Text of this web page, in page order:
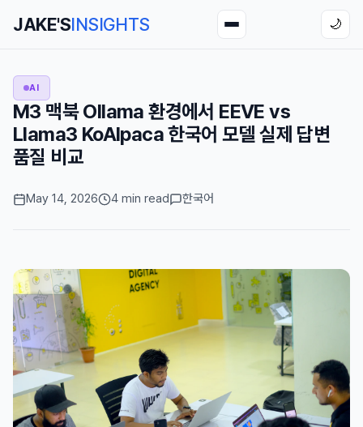
JAKE'SINSIGHTS 🌙
AI
M3 맥북 Ollama 환경에서 EEVE vs
Llama3 KoAlpaca 한국어 모델 실제 답변
품질 비교
May 14, 2026 4 min read 한국어